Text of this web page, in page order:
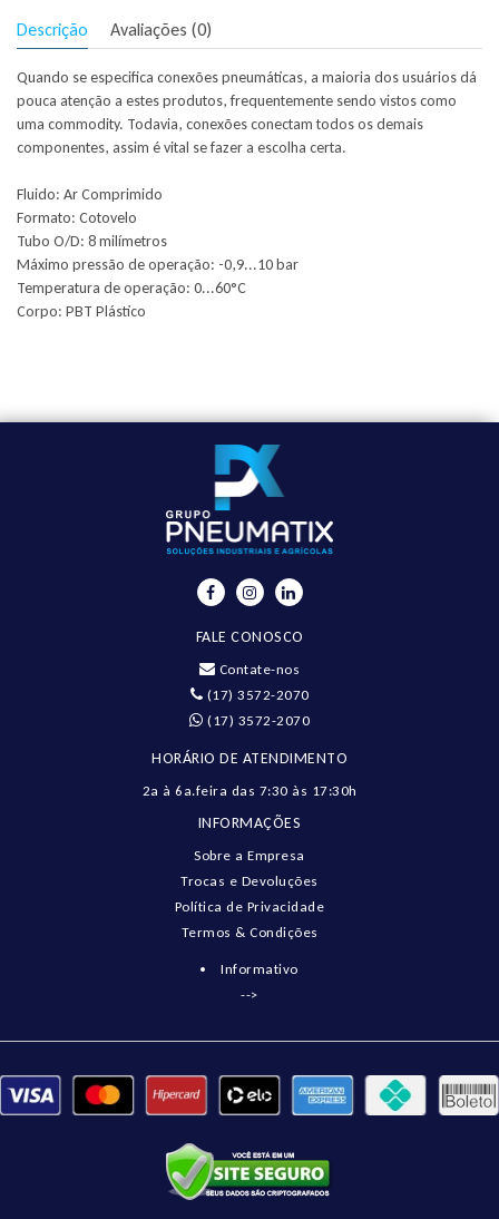
Descrição Avaliações (0)
Quando se especifica conexões pneumáticas, a maioria dos usuários dá
pouca atenção a estes produtos, frequentemente sendo vistos como
uma commodity. Todavia, conexões conectam todos os demais
componentes, assim é vital se fazer a escolha certa.
Fluido: Ar Comprimido
Formato: Cotovelo
Tubo O/D: 8 milímetros
Máximo pressão de operação: -0,9...10 bar
Temperatura de operação: 0...60°C
Corpo: PBT Plástico
FALE CONOSCO
Contate-nos
(17) 3572-2070
(17) 3572-2070
HORÁRIO DE ATENDIMENTO
2a à 6a.feira das 7:30 às 17:30h
INFORMAÇÕES
Sobre a Empresa
Trocas e Devoluções
Política de Privacidade
Termos & Condições
Informativo
-->